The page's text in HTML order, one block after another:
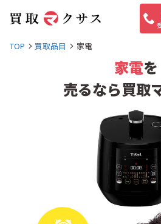
TOP 買取品目 家電
家電を
売るなら買取